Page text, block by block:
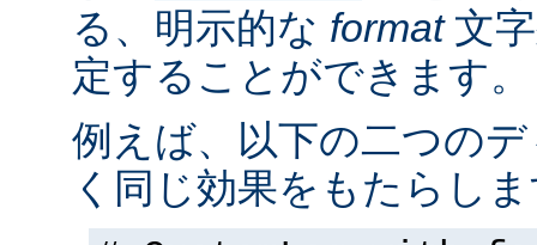
る、明示的な format文
定することができます。
例えば、以下の二つの
く同じ効果をもたらし